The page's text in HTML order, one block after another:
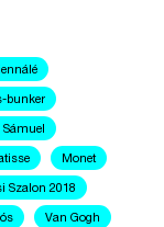
bunker
Sámuel
Monet
Szalon 2018
Van Gogh